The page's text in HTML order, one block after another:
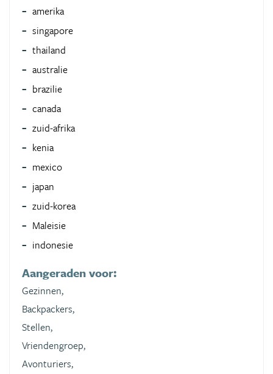
amerika
singapore
thailand
australie
brazilie
canada
zuid-afrika
kenia
mexico
japan
zuid-korea
Maleisie
indonesie
Aangeraden voor:
Gezinnen,
Backpackers,
Stellen,
Vriendengroep,
Avonturiers,